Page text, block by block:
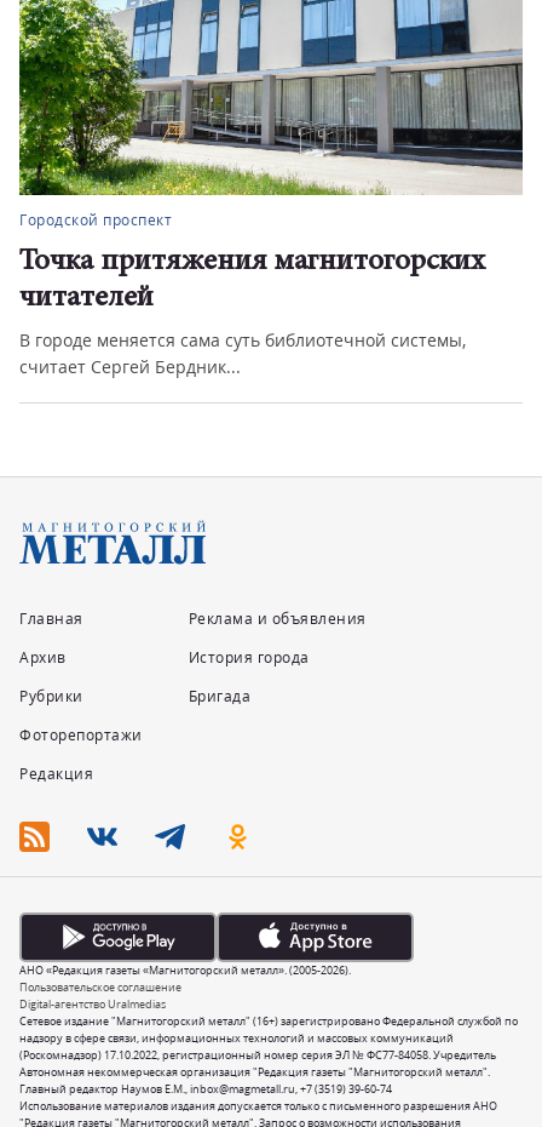
Городской проспект
Точка притяжения магнитогорских
читателей
В городе меняется сама суть библиотечной системы,
считает Сергей Бердник...
Главная
Архив
Рубрики
Фоторепортажи
Редакция
Реклама и объявления
История города
Бригада
Сетевое издание "Магнитогорский металл" (16+) зарегистрировано Федеральной службой по
надзору в сфере связи, информационных технологий и массовых коммуникаций
(Роскомнадзор) 17.10.2022, регистрационный номер серия ЭЛ № ФС77-84058. Учредитель
Автономная некоммерческая организация "Редакция газеты "Магнитогорский металл".
Главный редактор Наумов Е.М.,inbox@magmetall.ru,+7 (3519) 39-60-74
Использование материалов издания допускается только с письменного разрешения АНО
"Редакция газеты "Магнитогорский металл". Запрос о возможности использования
Пользовательское соглашение
Digital-агентство Uralmedias
АНО «Редакция газеты «Магнитогорский металл». (2005-2026).